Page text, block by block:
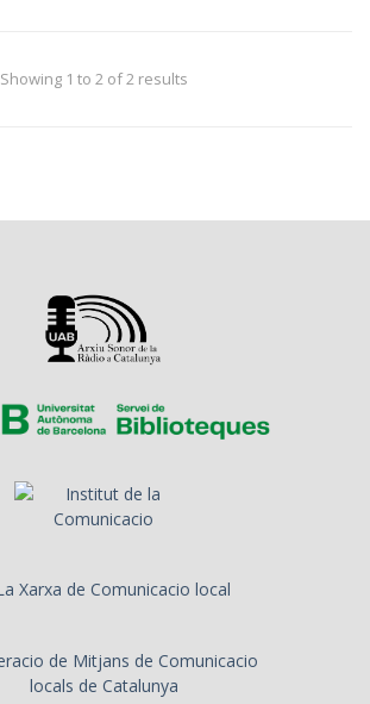
Showing 1 to 2 of 2 results